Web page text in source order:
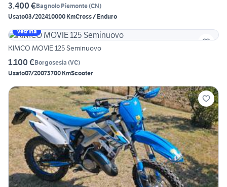
3.400 €Bagnolo Piemonte(CN)
Usato03/202410000 KmCross / Enduro
Vetrina
KIMCO MOVIE 125 Seminuovo
1.100 €Borgosesia (VC)
Usato07/20073700 KmScooter